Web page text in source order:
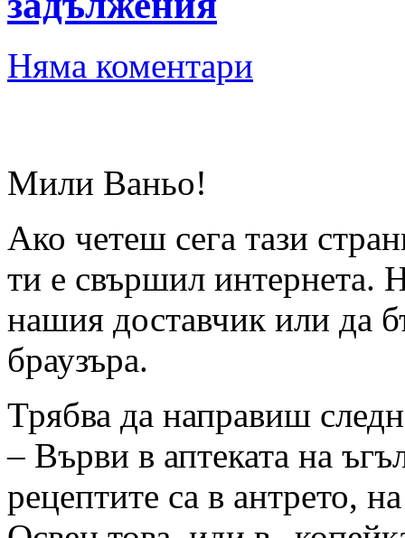
Няма коментари
Мили Ваньо!
Ако четеш сега тази
ти е свършил интернета.
нашия доставчик или да
браузъра.
Трябва да направиш
– Върви в аптеката на
рецептите са в антрето,